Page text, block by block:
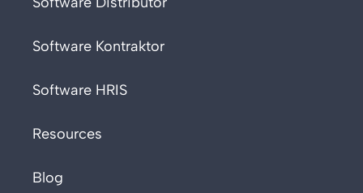
Software Kontraktor
Software HRIS
Resources
Blog